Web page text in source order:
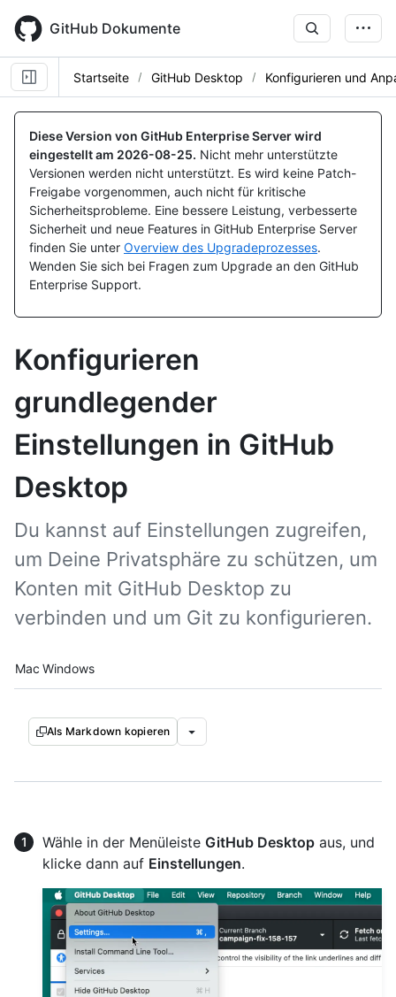
main
content
GitHub Dokumente
Startseite GitHub Desktop Konfigurieren und
Diese Version von GitHub Enterprise Server wird
eingestellt am 2026-08-25. Nicht mehr unterstützte
Versionen werden nicht unterstützt. Es wird keine Patch-
Freigabe vorgenommen, auch nicht für kritische
Sicherheitsprobleme. Eine bessere Leistung, verbesserte
Sicherheit und neue Features in GitHub Enterprise Server
finden Sie unter Overview des Upgradeprozesses.
Wenden Sie sich bei Fragen zum Upgrade an den GitHub
Enterprise Support.
Konfigurieren
grundlegender
Einstellungen in GitHub
Desktop
Du kannst auf Einstellungen zugreifen,
um Deine Privatsphäre zu schützen, um
Konten mit GitHub Desktop zu
verbinden und um Git zu konfigurieren.
Platform navigation
Mac Windows
Als Markdown kopieren
Wähle in der Menüleiste GitHub Desktop aus, und
klicke dann auf Einstellungen.